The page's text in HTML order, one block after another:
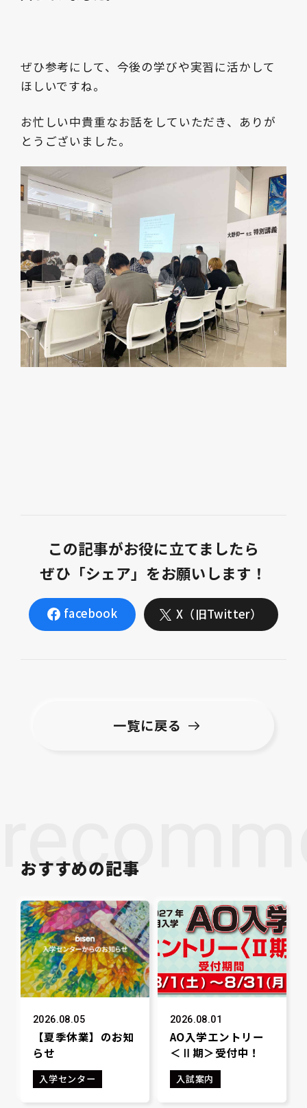
ぜひ参考にして、今後の学びや実習に活かして
ほしいですね。
お忙しい中貴重なお話をしていただき、ありが
とうございました。
この記事がお役に立てましたら
ぜひ「シェア」をお願いします！
facebook X（旧Twitter）
一覧に戻る
おすすめの記事
2026.08.05
【夏季休業】のお知
らせ
入学センター
2026.08.01
AO入学エントリー
＜Ⅱ期＞受付中！
入試案内